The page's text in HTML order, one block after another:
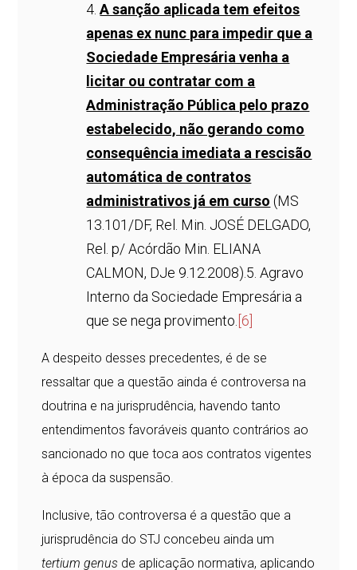
4. A sanção aplicada tem efeitos
apenas ex nunc para impedir que a
Sociedade Empresária venha a
licitar ou contratar com a
Administração Pública pelo prazo
estabelecido, não gerando como
consequência imediata a rescisão
automática de contratos
administrativos já em curso (MS
13.101/DF, Rel. Min. JOSÉ DELGADO,
Rel. p/ Acórdão Min. ELIANA
CALMON, DJe 9.12.2008).5. Agravo
Interno da Sociedade Empresária a
que se nega provimento. [6]
A despeito desses precedentes, é de se
ressaltar que a questão ainda é controversa na
doutrina e na jurisprudência, havendo tanto
entendimentos favoráveis quanto contrários ao
sancionado no que toca aos contratos vigentes
à época da suspensão.
Inclusive, tão controversa é a questão que a
jurisprudência do STJ concebeu ainda um
tertium genus de aplicação normativa, aplicando